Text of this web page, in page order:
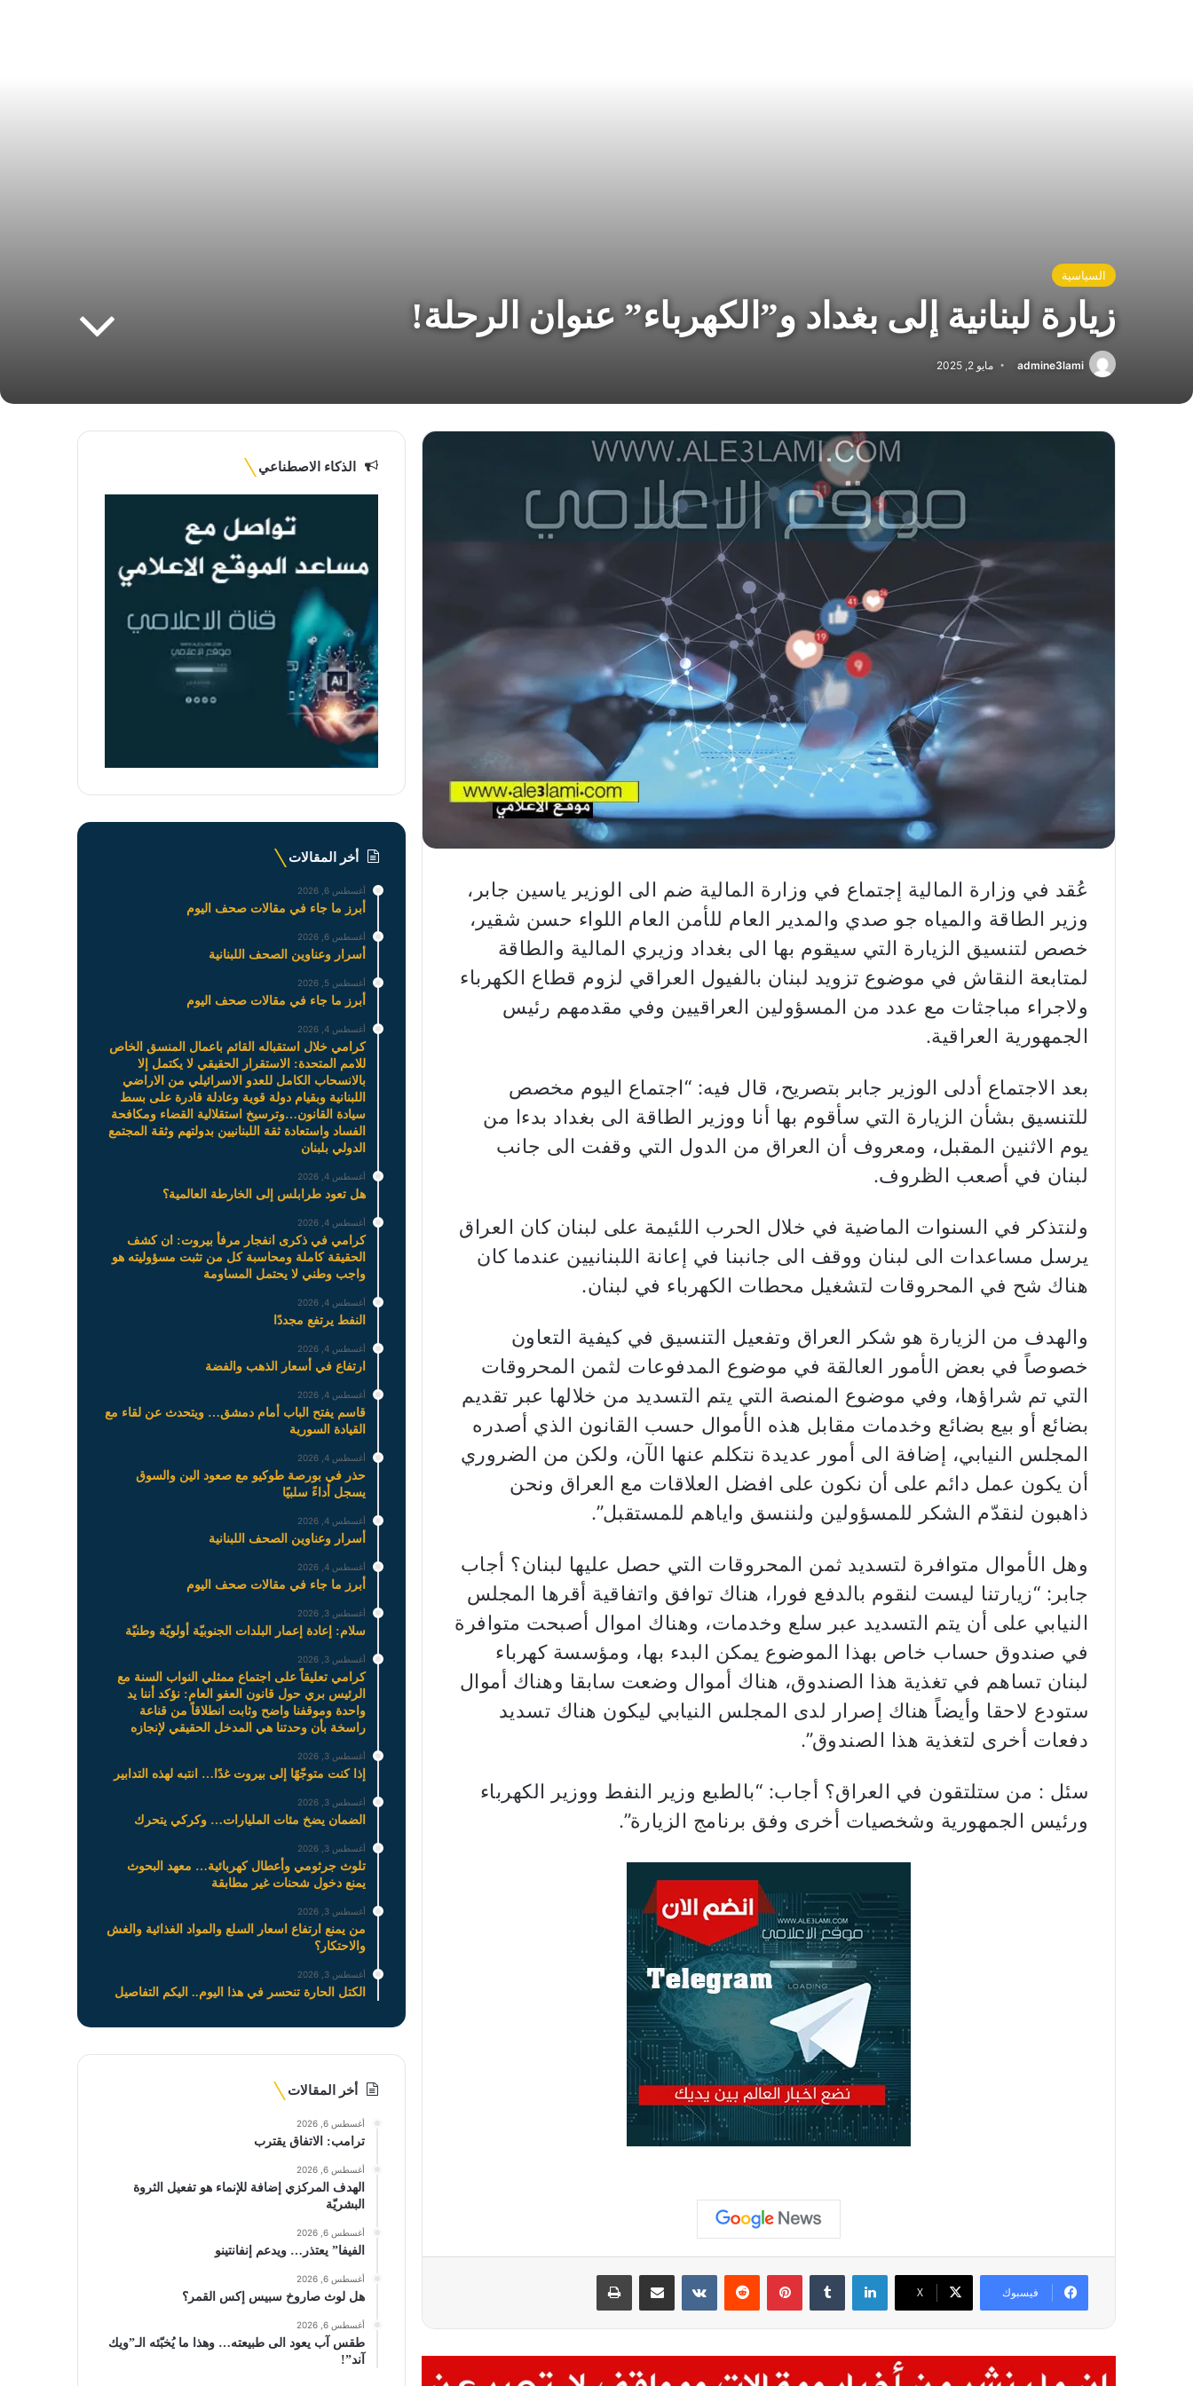
السياسية
زيارة لبنانية إلى بغداد و”الكهرباء” عنوان الرحلة!
admine3lami مايو 2, 2025
عُقد في وزارة المالية إجتماع في وزارة المالية ضم الى الوزير ياسين جابر،
وزير الطاقة والمياه جو صدي والمدير العام للأمن العام اللواء حسن شقير،
خصص لتنسيق الزيارة التي سيقوم بها الى بغداد وزيري المالية والطاقة
لمتابعة النقاش في موضوع تزويد لبنان بالفيول العراقي لزوم قطاع الكهرباء
ولاجراء مباجثات مع عدد من المسؤولين العراقيين وفي مقدمهم رئيس
الجمهورية العراقية.
بعد الاجتماع أدلى الوزير جابر بتصريح، قال فيه: “اجتماع اليوم مخصص
للتنسيق بشأن الزيارة التي سأقوم بها أنا ووزير الطاقة الى بغداد بدءا من
يوم الاثنين المقبل، ومعروف أن العراق من الدول التي وقفت الى جانب
لبنان في أصعب الظروف.
ولنتذكر في السنوات الماضية في خلال الحرب اللئيمة على لبنان كان العراق
يرسل مساعدات الى لبنان ووقف الى جانبنا في إعانة اللبنانيين عندما كان
هناك شح في المحروقات لتشغيل محطات الكهرباء في لبنان.
والهدف من الزيارة هو شكر العراق وتفعيل التنسيق في كيفية التعاون
خصوصاً في بعض الأمور العالقة في موضوع المدفوعات لثمن المحروقات
التي تم شراؤها، وفي موضوع المنصة التي يتم التسديد من خلالها عبر تقديم
بضائع أو بيع بضائع وخدمات مقابل هذه الأموال حسب القانون الذي أصدره
المجلس النيابي، إضافة الى أمور عديدة نتكلم عنها الآن، ولكن من الضروري
أن يكون عمل دائم على أن نكون على افضل العلاقات مع العراق ونحن
ذاهبون لنقدّم الشكر للمسؤولين ولننسق واياهم للمستقبل”.
وهل الأموال متوافرة لتسديد ثمن المحروقات التي حصل عليها لبنان؟ أجاب
جابر: “زيارتنا ليست لنقوم بالدفع فورا، هناك توافق واتفاقية أقرها المجلس
النيابي على أن يتم التسديد عبر سلع وخدمات، وهناك اموال أصبحت متوافرة
في صندوق حساب خاص بهذا الموضوع يمكن البدء بها، ومؤسسة كهرباء
لبنان تساهم في تغذية هذا الصندوق، هناك أموال وضعت سابقا وهناك أموال
ستودع لاحقا وأيضاً هناك إصرار لدى المجلس النيابي ليكون هناك تسديد
دفعات أخرى لتغذية هذا الصندوق”.
سئل : من ستلتقون في العراق؟ أجاب: “بالطبع وزير النفط ووزير الكهرباء
ورئيس الجمهورية وشخصيات أخرى وفق برنامج الزيارة”.
فيسبوك X
لينكدإن بينتيريست مشاركة عبر البريد طباعة
الذكاء الاصطناعي
أخر المقالات
أغسطس 6, 2026
أبرز ما جاء في مقالات صحف اليوم
أغسطس 6, 2026
أسرار وعناوين الصحف اللبنانية
أغسطس 5, 2026
أبرز ما جاء في مقالات صحف اليوم
أغسطس 4, 2026
كرامي خلال استقباله القائم باعمال المنسق الخاص
للامم المتحدة: الاستقرار الحقيقي لا يكتمل إلا
بالانسحاب الكامل للعدو الاسرائيلي من الاراضي
اللبنانية وبقيام دولة قوية وعادلة قادرة على بسط
سيادة القانون…وترسيخ استقلالية القضاء ومكافحة
الفساد واستعادة ثقة اللبنانيين بدولتهم وثقة المجتمع
الدولي بلبنان
أغسطس 4, 2026
هل تعود طرابلس إلى الخارطة العالمية؟
أغسطس 4, 2026
كرامي في ذكرى انفجار مرفأ بيروت: ان كشف
الحقيقة كاملة ومحاسبة كل من تثبت مسؤوليته هو
واجب وطني لا يحتمل المساومة
أغسطس 4, 2026
النفط يرتفع مجددًا
أغسطس 4, 2026
ارتفاع في أسعار الذهب والفضة
أغسطس 4, 2026
قاسم يفتح الباب أمام دمشق… ويتحدث عن لقاء مع
القيادة السورية
أغسطس 4, 2026
حذر في بورصة طوكيو مع صعود الين والسوق
يسجل أداءً سلبيًا
أغسطس 4, 2026
أسرار وعناوين الصحف اللبنانية
أغسطس 4, 2026
أبرز ما جاء في مقالات صحف اليوم
أغسطس 3, 2026
سلام: إعادة إعمار البلدات الجنوبيّة أولويّة وطنيّة
أغسطس 3, 2026
كرامي تعليقاً على اجتماع ممثلي النواب السنة مع
الرئيس بري حول قانون العفو العام: نؤكد أننا يد
واحدة وموقفنا واضح وثابت انطلاقاً من قناعة
راسخة بأن وحدتنا هي المدخل الحقيقي لإنجازه
أغسطس 3, 2026
إذا كنت متوجّهًا إلى بيروت غدًا… انتبه لهذه التدابير
أغسطس 3, 2026
الضمان يضخ مئات المليارات… وكركي يتحرك
أغسطس 3, 2026
تلوث جرثومي وأعطال كهربائية… معهد البحوث
يمنع دخول شحنات غير مطابقة
أغسطس 3, 2026
من يمنع ارتفاع اسعار السلع والمواد الغذائية والغش
والاحتكار؟
أغسطس 3, 2026
الكتل الحارة تنحسر في هذا اليوم.. اليكم التفاصيل
أخر المقالات
أغسطس 6, 2026
ترامب: الاتفاق يقترب
أغسطس 6, 2026
الهدف المركزي إضافة للإنماء هو تفعيل الثروة
البشريّة
أغسطس 6, 2026
الفيفا” يعتذر… ويدعم إنفانتينو
أغسطس 6, 2026
هل لوث صاروخ سبيس إكس القمر؟
أغسطس 6, 2026
طقس آب يعود الى طبيعته… وهذا ما يُخبّئه الـ”ويك
آند”!